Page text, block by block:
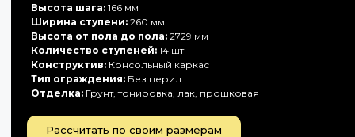
Высота шага: 166 мм
Ширина ступени: 260 мм
Высота от пола до пола: 2729 мм
Количество ступеней: 14 шт
Конструктив: Консольный каркас
Тип ограждения: Без перил
Отделка: Грунт, тонировка, лак, прошковая
Рассчитать по своим размерам